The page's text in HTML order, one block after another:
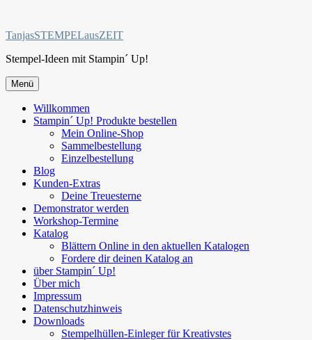
springen
TanjasSTEMPELausZEIT
Stempel-Ideen mit Stampin´ Up!
Menü
Willkommen
Stampin´ Up! Produkte bestellen
Mein Online-Shop
Sammelbestellung
Einzelbestellung
Blog
Kunden-Extras
Deine Treuesterne
Demonstrator werden
Workshop-Termine
Katalog
Blättern Online in den aktuellen Katalogen
Fordere dir deinen Katalog an
über Stampin´ Up!
Über mich
Impressum
Datenschutzhinweis
Downloads
Stempelhüllen-Einleger für Kreativstes